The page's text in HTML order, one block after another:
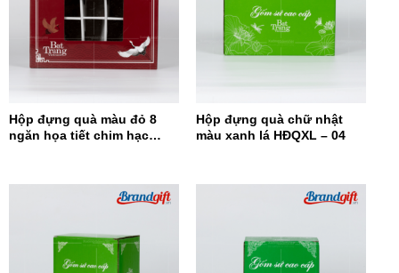
Hộp đựng quà màu đỏ 8
ngăn họa tiết chim hạc
Hộp đựng quà chữ nhật
màu xanh lá HĐQXL – 04